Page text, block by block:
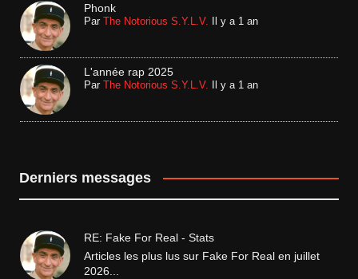
Phonk
Par The Notorious S.Y.L.V. Il y a 1 an
L'année rap 2025
Par The Notorious S.Y.L.V. Il y a 1 an
Derniers messages
RE: Fake For Real - Stats
Articles les plus lus sur Fake For Real en juillet
2026...